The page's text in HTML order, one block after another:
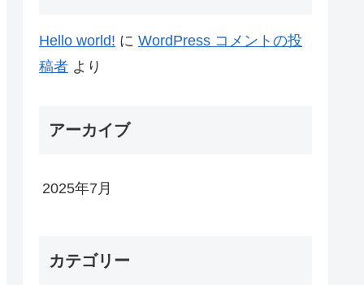
Hello world! に WordPress コメントの投
稿者 より
アーカイブ
2025年7月
カテゴリー